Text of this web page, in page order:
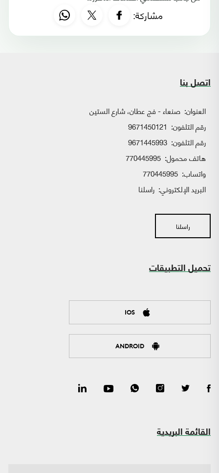
مشاركة:
اتصل بنا
العنوان: صنعاء - فج عطان، شارع الستين
رقم التلفون: 9671450121
رقم التلفون: 9671445993
هاتف محمول: 770445995
واتساب:
البريد الإلكتروني: راسلنا
راسلنا
تحميل التطبيقات
IOS
ANDROID
القائمة البريدية